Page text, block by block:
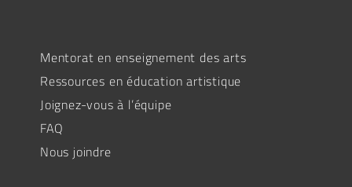
Mentorat en enseignement des arts
Ressources en éducation artistique
Joignez-vous à l’équipe
FAQ
Nous joindre